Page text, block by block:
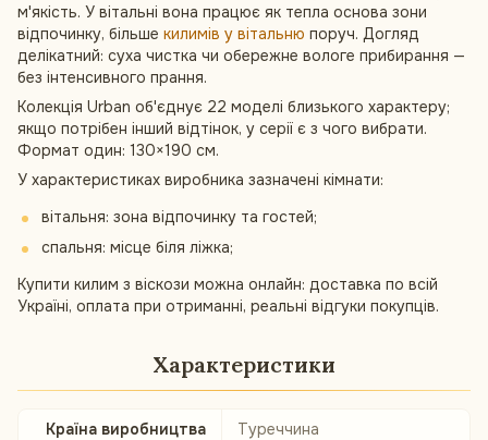
м'якість. У вітальні вона працює як тепла основа зони
відпочинку, більше килимів у вітальню поруч. Догляд
делікатний: суха чистка чи обережне вологе прибирання —
без інтенсивного прання.
Колекція Urban об'єднує 22 моделі близького характеру;
якщо потрібен інший відтінок, у серії є з чого вибрати.
Формат один: 130×190 см.
У характеристиках виробника зазначені кімнати:
вітальня: зона відпочинку та гостей;
спальня: місце біля ліжка;
Купити килим з віскози можна онлайн: доставка по всій
Україні, оплата при отриманні, реальні відгуки покупців.
Характеристики
Країна виробництва Туреччина